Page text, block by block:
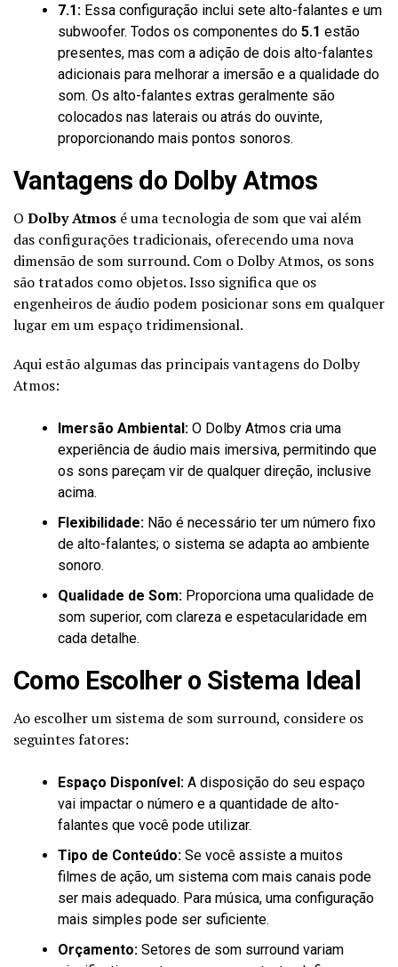
7.1: Essa configuração inclui sete alto-falantes e um
subwoofer. Todos os componentes do 5.1 estão
presentes, mas com a adição de dois alto-falantes
adicionais para melhorar a imersão e a qualidade do
som. Os alto-falantes extras geralmente são
colocados nas laterais ou atrás do ouvinte,
proporcionando mais pontos sonoros.
Vantagens do Dolby Atmos
O Dolby Atmos é uma tecnologia de som que vai além
das configurações tradicionais, oferecendo uma nova
dimensão de som surround. Com o Dolby Atmos, os sons
são tratados como objetos. Isso significa que os
engenheiros de áudio podem posicionar sons em qualquer
lugar em um espaço tridimensional.
Aqui estão algumas das principais vantagens do Dolby
Atmos:
Imersão Ambiental: O Dolby Atmos cria uma
experiência de áudio mais imersiva, permitindo que
os sons pareçam vir de qualquer direção, inclusive
acima.
Flexibilidade: Não é necessário ter um número fixo
de alto-falantes; o sistema se adapta ao ambiente
sonoro.
Qualidade de Som: Proporciona uma qualidade de
som superior, com clareza e espetacularidade em
cada detalhe.
Como Escolher o Sistema Ideal
Ao escolher um sistema de som surround, considere os
seguintes fatores:
Espaço Disponível: A disposição do seu espaço
vai impactar o número e a quantidade de alto-
falantes que você pode utilizar.
Tipo de Conteúdo: Se você assiste a muitos
filmes de ação, um sistema com mais canais pode
ser mais adequado. Para música, uma configuração
mais simples pode ser suficiente.
Orçamento: Setores de som surround variam